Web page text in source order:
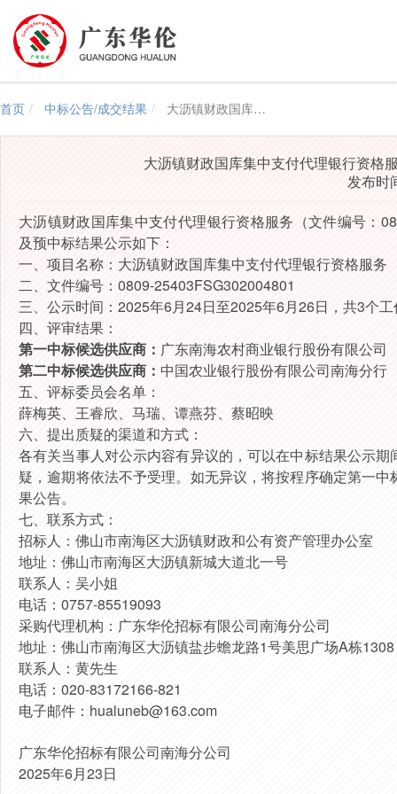
首页 中标公告/成交结果 大沥镇财政国库集中支付代理银行资格服务（0809-25403FSG302004801)采购结果公示
大沥镇财政国库集中支付代理银行资格
发布时
大沥镇财政国库集中支付代理银行资格服务 （文件编号 ：
及预中标结果公示如下：
一、 项目名称： 大沥镇财政国库集中支付代理银行资格服务
二、文件编号 ： 0809-25403FSG302004801
三、 公示时间： 2025年6月24日至2025年6月26日，共3个
四、 评审结果：
第一中标候选供应商 ： 广东南海农村商业银行股份有限公司
第二中标候选供应商 ： 中国农业银行股份有限公司南海分行
五、 评标委员会名单：
薛梅英、王睿欣、马瑞、谭燕芬、蔡昭映
六、 提出质疑的渠道和方式 ：
各有关当事人对公示内容有异议的，可以在中标结果公示期
疑 ，逾期将依法不予受理。 如无异议，将按程序确定第一中
果公告。
七、联系方式 ：
招标人 ： 佛山市南海区大沥镇财政和公有资产管理办公室
地址：佛山市南海区大沥镇新城大道北一号
联系人： 吴小姐
电话： 0757-85519093
采购代理机构：广东华伦招标有限公司南海分公司
地址：佛山市南海区大沥镇盐步蟾龙路1号美思广场A栋1308
联系人： 黄先生
电话：020-83172166-821
电子邮件：hualuneb@163.com
广东华伦招标有限公司南海分公司
2025年6月23日